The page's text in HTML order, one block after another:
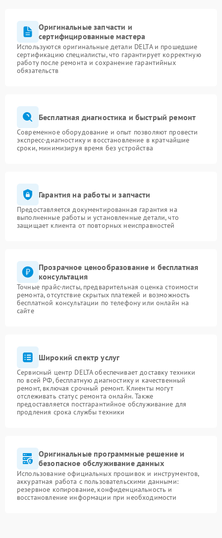
Оригинальные запчасти и
сертифицированные мастера
Используются оригинальные детали DELTA и прошедшие
сертификацию специалисты, что гарантирует корректную
работу после ремонта и сохранение гарантийных
обязательств
Бесплатная диагностика и быстрый ремонт
Современное оборудование и опыт позволяют провести
экспресс-диагностику и восстановление в кратчайшие
сроки, минимизируя время без устройства
Гарантия на работы и запчасти
Предоставляется документированная гарантия на
выполненные работы и установленные детали, что
защищает клиента от повторных неисправностей
Прозрачное ценообразование и бесплатная
консультация
Точные прайс-листы, предварительная оценка стоимости
ремонта, отсутствие скрытых платежей и возможность
бесплатной консультации по телефону или онлайн на
сайте
Широкий спектр услуг
Сервисный центр DELTA обеспечивает доставку техники
по всей РФ, бесплатную диагностику и качественный
ремонт, включая срочный ремонт. Клиенты могут
отслеживать статус ремонта онлайн. Также
предоставляется постгарантийное обслуживание для
продления срока службы техники
Оригинальные программные решение и
безопасное обслуживание данных
Использование официальных прошивок и инструментов,
аккуратная работа с пользовательскими данными:
резервное копирование, конфиденциальность и
восстановление информации при необходимости